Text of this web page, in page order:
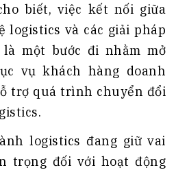
biết, việc kết nối giữa
logistics và các giải pháp
một bước đi nhằm mở
vụ khách hàng doanh
trợ quá trình chuyển đổi
logistics đang giữ vai
trọng đối với hoạt động